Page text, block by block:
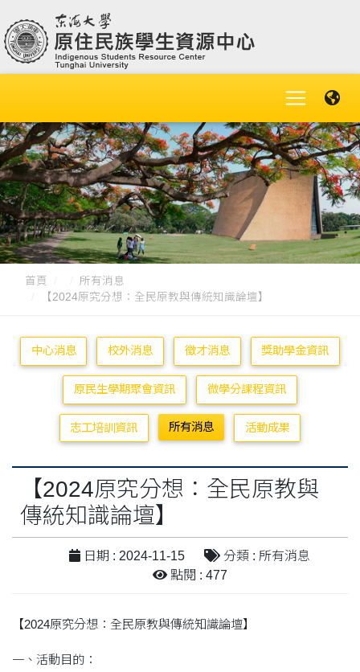
首頁
所有消息
【2024原究分想：全民原教與傳統知識論壇】
中心消息 校外消息 徵才消息 獎助學金資訊
原民生學期聚會資訊 微學分課程資訊
志工培訓資訊 所有消息 活動成果
【2024原究分想：全民原教與
傳統知識論壇】
日期 : 2024-11-15
分類 : 所有消息
點閱 : 477
【2024原究分想：全民原教與傳統知識論壇】
一、活動目的：